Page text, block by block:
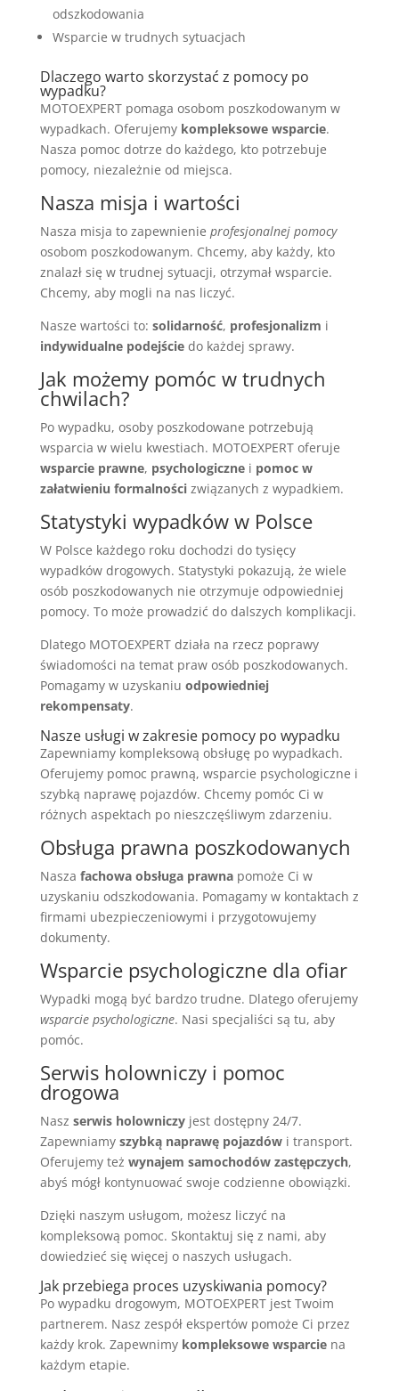
odszkodowania
Wsparcie w trudnych sytuacjach
Dlaczego warto skorzystać z pomocy po
wypadku?
MOTOEXPERT pomaga osobom poszkodowanym w
wypadkach. Oferujemy kompleksowe wsparcie.
Nasza pomoc dotrze do każdego, kto potrzebuje
pomocy, niezależnie od miejsca.
Nasza misja i wartości
Nasza misja to zapewnienie profesjonalnej pomocy
osobom poszkodowanym. Chcemy, aby każdy, kto
znalazł się w trudnej sytuacji, otrzymał wsparcie.
Chcemy, aby mogli na nas liczyć.
Nasze wartości to: solidarność, profesjonalizm i
indywidualne podejściedo każdej sprawy.
Jak możemy pomóc w trudnych
chwilach?
Po wypadku, osoby poszkodowane potrzebują
wsparcia w wielu kwestiach. MOTOEXPERT oferuje
wsparcie prawne, psychologicznei pomoc w
załatwieniu formalnościzwiązanych z wypadkiem.
Statystyki wypadków w Polsce
W Polsce każdego roku dochodzi do tysięcy
wypadków drogowych. Statystyki pokazują, że wiele
osób poszkodowanych nie otrzymuje odpowiedniej
pomocy. To może prowadzić do dalszych komplikacji.
Dlatego MOTOEXPERT działa na rzecz poprawy
świadomości na temat praw osób poszkodowanych.
Pomagamy w uzyskaniu odpowiedniej
rekompensaty.
Nasze usługi w zakresie pomocy po wypadku
Zapewniamy kompleksową obsługę po wypadkach.
Oferujemy pomoc prawną, wsparcie psychologiczne i
szybką naprawę pojazdów. Chcemy pomóc Ci w
różnych aspektach po nieszczęśliwym zdarzeniu.
Obsługa prawna poszkodowanych
Nasza fachowa obsługa prawnapomoże Ci w
uzyskaniu odszkodowania. Pomagamy w kontaktach z
firmami ubezpieczeniowymi i przygotowujemy
dokumenty.
Wsparcie psychologiczne dla ofiar
Wypadki mogą być bardzo trudne. Dlatego oferujemy
wsparcie psychologiczne. Nasi specjaliści są tu, aby
pomóc.
Serwis holowniczy i pomoc
drogowa
Nasz serwis holowniczyjest dostępny 24/7.
Zapewniamy szybką naprawę pojazdówi transport.
Oferujemy też wynajem samochodów zastępczych,
abyś mógł kontynuować swoje codzienne obowiązki.
Dzięki naszym usługom, możesz liczyć na
kompleksową pomoc. Skontaktuj się z nami, aby
dowiedzieć się więcej o naszych usługach.
Jak przebiega proces uzyskiwania pomocy?
Po wypadku drogowym, MOTOEXPERT jest Twoim
partnerem. Nasz zespół ekspertów pomoże Ci przez
każdy krok. Zapewnimy kompleksowe wsparciena
każdym etapie.